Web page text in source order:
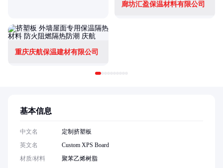
廊坊汇盈保温材料有限公司
重庆庆航保温建材有限公司
基本信息
中文名
定制挤塑板
英文名
Custom XPS Board
材质/材料
聚苯乙烯树脂